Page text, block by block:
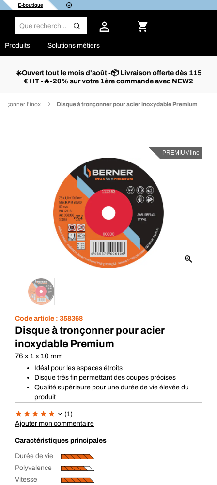
E-boutique
Produits Solutions métiers
☀️Ouvert tout le mois d'août -📦 Livraison offerte dès 115
€ HT -🔥-20% sur votre 1ère commande avec NEW2
l'inox Disque à tronçonner pour acier inoxydable Premium
PREMIUMline
Code article : 358368
Disque à tronçonner pour acier
inoxydable Premium
76 x 1 x 10 mm
Idéal pour les espaces étroits
Disque très fin permettant des coupes précises
Qualité supérieure pour une durée de vie élevée du
produit
(1)
Ajouter mon commentaire
Caractéristiques principales
Durée de vie
Polyvalence
Vitesse